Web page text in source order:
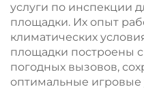
услуги по инспекции
площадки. Их опыт
климатических
площадки построены
погодных вызовов,
оптимальные игровые